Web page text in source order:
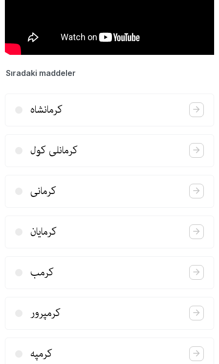
Sıradaki maddeler
كرمانشاه
كرمانلی كول
كرمانی
كرمایان
كرمب
كرمپرور
كرمپه